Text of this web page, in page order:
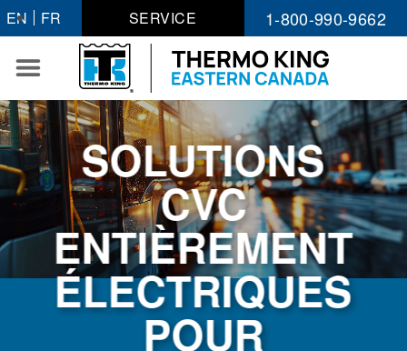
Passer
au
contenu
EN FR SERVICE 1-800-990-9662
SOLUTIONS
CVC
ENTIÈREMENT
ÉLECTRIQUES
POUR